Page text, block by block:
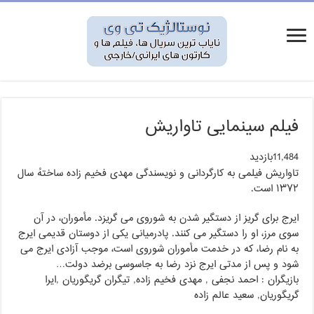
فیلم سینمایی تاواریش
11,484بازدید
تاواریش فیلمی به کارگردانی و نویسندگی مهدی فخیم زاده ساختهٔ سال
۱۳۷۲ است.
ایرج برای گریز از دستگیر شدن به شوروی می گریزد. مأموران، در آن
سوی مرز، او را دستگیر می کنند. پادرمیانی یکی از دوستان قدیمی ایرج
به نام رضا، که در خدمت مأموران شوروی است، موجب آزادی ایرج می
شود و پس از مدتی ایرج نزد رضا به جاسوسی برضد دولت…
بازیگران : احمد نجفی , مهدی فخیم زاده, تیگران گریگوریان ,ایرا
گریگوریان, سعید عالم زاده